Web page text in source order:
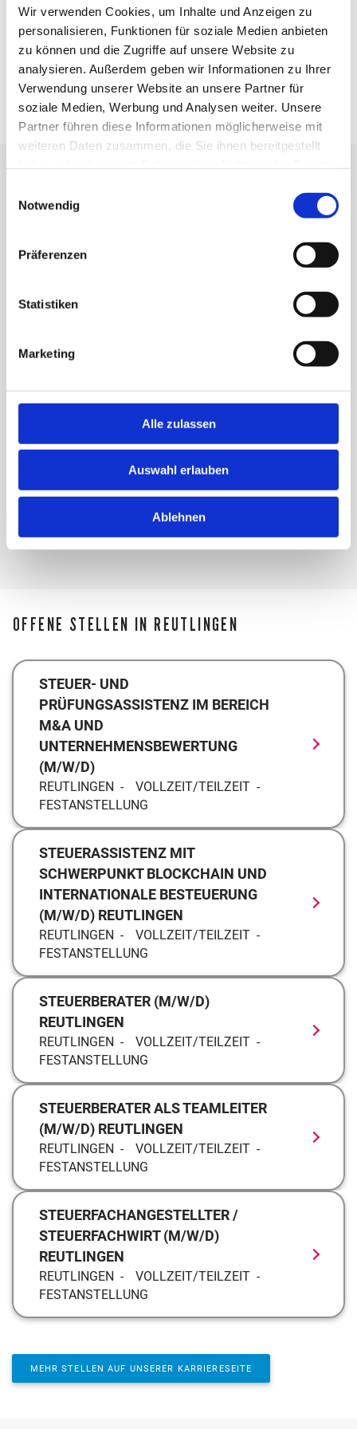
Wir verwenden Cookies, um Inhalte und Anzeigen zu
personalisieren, Funktionen für soziale Medien anbieten
zu können und die Zugriffe auf unsere Website zu
analysieren. Außerdem geben wir Informationen zu Ihrer
Verwendung unserer Website an unsere Partner für
soziale Medien, Werbung und Analysen weiter. Unsere
Partner führen diese Informationen möglicherweise mit
weiteren Daten zusammen, die Sie ihnen bereitgestellt
Notwendig
Präferenzen
Statistiken
Marketing
Alle zulassen
Auswahl erlauben
Ablehnen
NACHFOLGEBERATUNG & TESTAMENTVOLLSTRECKUNG
UNTERNEHMENSBEWERTUNG
Verstehen, Kümmern, Begeistern – dafür stehen wir
CLAUDIA SCHERZINGER
E-Mail schreiben
OLIVER STREIBELT
+49 7121 4811-600
OFFENE STELLEN IN REUTLINGEN
STEUER- UND
PRÜFUNGSASSISTENZ IM BEREICH
M&A UND
UNTERNEHMENSBEWERTUNG
(M/W/D)
REUTLINGEN
VOLLZEIT/TEILZEIT
FESTANSTELLUNG
STEUERASSISTENZ MIT
SCHWERPUNKT BLOCKCHAIN UND
INTERNATIONALE BESTEUERUNG
(M/W/D) REUTLINGEN
REUTLINGEN
VOLLZEIT/TEILZEIT
FESTANSTELLUNG
STEUERBERATER (M/W/D)
REUTLINGEN
REUTLINGEN
VOLLZEIT/TEILZEIT
FESTANSTELLUNG
STEUERBERATER ALS TEAMLEITER
(M/W/D) REUTLINGEN
REUTLINGEN
VOLLZEIT/TEILZEIT
FESTANSTELLUNG
STEUERFACHANGESTELLTER /
STEUERFACHWIRT (M/W/D)
REUTLINGEN
REUTLINGEN
VOLLZEIT/TEILZEIT
FESTANSTELLUNG
MEHR STELLEN AUF UNSERER KARRIERESEITE